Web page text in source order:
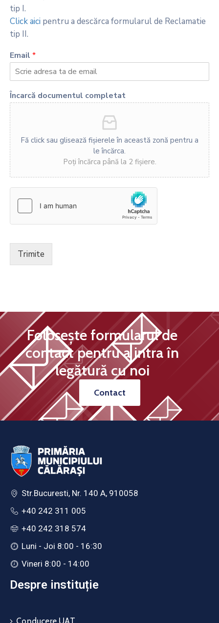
tip I.
Click aici pentru a descărca formularul de Reclamatie
tip II.
Email *
Încarcă documentul completat
Fă click sau glisează fișierele în această zonă pentru a
le încărca.
Poți încărca până la 2 fișiere.
Trimite
Folosește formularul de
contact pentru a intra în
legătură cu noi
Contact
Str.Bucuresti, Nr. 140 A, 910058
+40 242 311 005
+40 242 318 574
Luni - Joi 8:00 - 16:30
Vineri 8:00 - 14:00
Despre instituție